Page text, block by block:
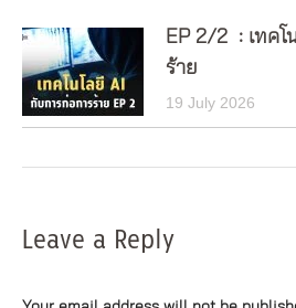
EP 2/2 : เทคโ
ร้าย
19 July 2026
Leave a Reply